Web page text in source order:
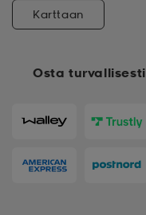
Osta turvallisesti
Karttaan